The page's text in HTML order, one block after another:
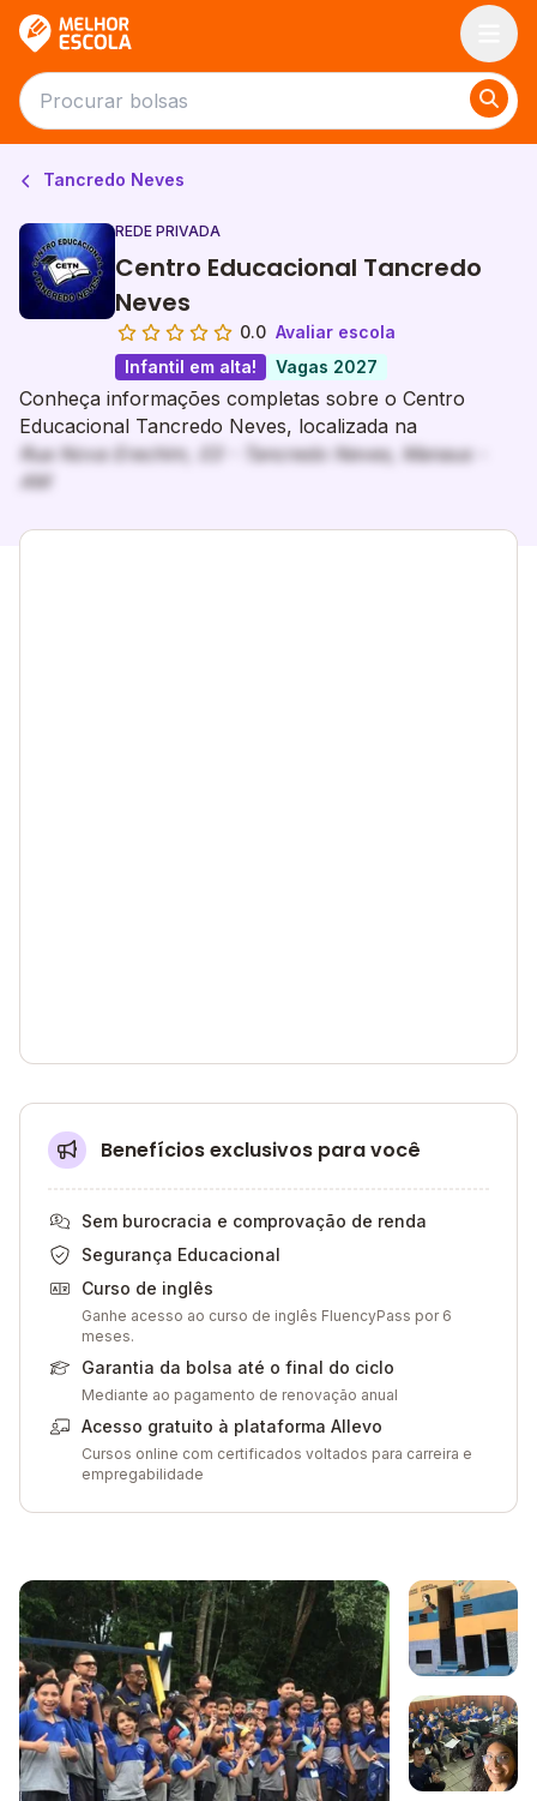
Tancredo Neves
REDE PRIVADA
Centro Educacional Tancredo
Neves
0.0 Avaliar escola
Infantil em alta!
Vagas 2027
Conheça informações completas sobre o Centro
Educacional Tancredo Neves, localizada na
Rua Nova Erechim, 03 - Tancredo Neves, Manaus -
AM
Benefícios exclusivos para você
Sem burocracia e comprovação de renda
Segurança Educacional
Curso de inglês
Ganhe acesso ao curso de inglês FluencyPass por 6
meses.
Garantia da bolsa até o final do ciclo
Mediante ao pagamento de renovação anual
Acesso gratuito à plataforma Allevo
Cursos online com certificados voltados para carreira e
empregabilidade
Galeria de imagem
Imagem 1